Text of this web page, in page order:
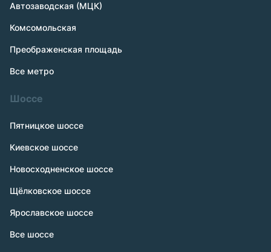
Автозаводская (МЦК)
Комсомольская
Преображенская площадь
Все метро
Шоссе
Пятницкое шоссе
Киевское шоссе
Новосходненское шоссе
Щёлковское шоссе
Ярославское шоссе
Все шоссе